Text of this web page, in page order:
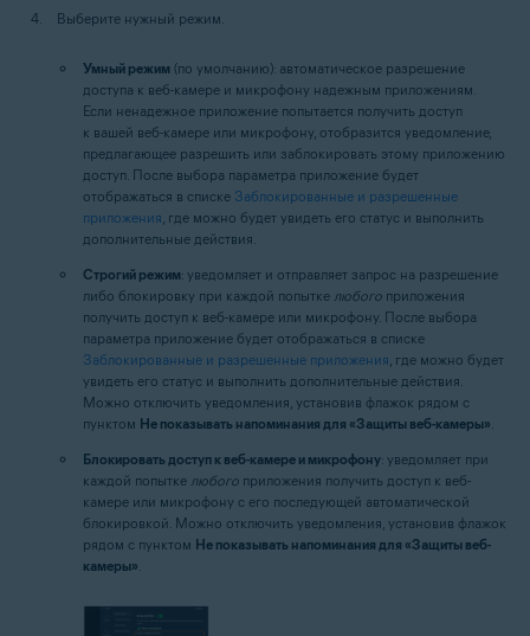
Выберите нужный режим.
Умный режим (по умолчанию): автоматическое разрешение
доступа к веб-камере и микрофону надежным приложениям.
Если ненадежное приложение попытается получить доступ
к вашей веб-камере или микрофону, отобразится уведомление,
предлагающее разрешить или заблокировать этому приложению
доступ. После выбора параметра приложение будет
отображаться в списке Заблокированные и разрешенные
приложения , где можно будет увидеть его статус и выполнить
дополнительные действия.
Строгий режим: уведомляет и отправляет запрос на разрешение
либо блокировку при каждой попытке любого приложения
получить доступ к веб-камере или микрофону. После выбора
параметра приложение будет отображаться в списке
Заблокированные и разрешенные приложения , где можно будет
увидеть его статус и выполнить дополнительные действия.
Можно отключить уведомления, установив флажок рядом с
пунктом Не показывать напоминания для «Защиты веб-камеры»
Блокировать доступ к веб-камере и микрофону: уведомляет при
каждой попытке любого приложения получить доступ к веб-
камере или микрофону с его последующей автоматической
блокировкой. Можно отключить уведомления, установив флажок
рядом с пунктом Не показывать напоминания для «Защиты веб-
камеры»